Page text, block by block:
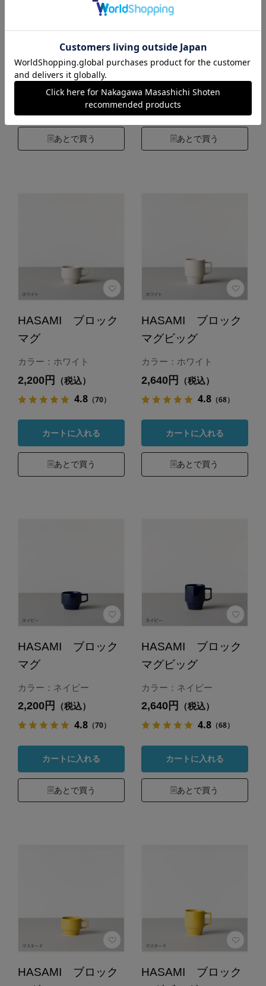
4.8（68）
カートに入れる
あとで買う
マグビッグ
2,640円（税込）
カートに入れる
あとで買う
HASAMI ブロック
マグ
カラー：ホワイト
2,200円 （税込）
4.8（70）
カートに入れる
あとで買う
HASAMI ブロック
マグビッグ
カラー：ホワイト
2,640円 （税込）
4.8（68）
カートに入れる
あとで買う
HASAMI ブロック
マグ
カラー：ネイビー
2,200円 （税込）
4.8（70）
カートに入れる
あとで買う
HASAMI ブロック
マグビッグ
カラー：ネイビー
2,640円 （税込）
4.8（68）
カートに入れる
あとで買う
HASAMI ブロック
HASAMI ブロック